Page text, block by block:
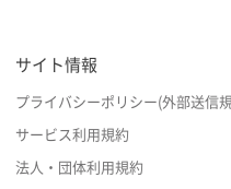
サイト情報
プライバシーポリシー(外部送信
サービス利用規約
法人・団体利用規約